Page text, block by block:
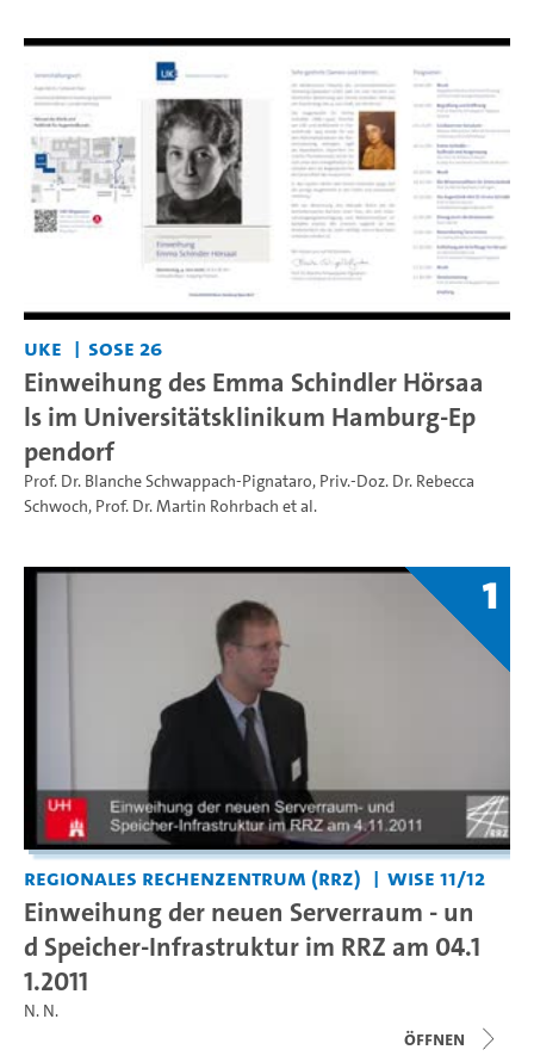
UKE SoSe 26
Einweihung des Emma Schindler Hörsaa
ls im Universitätsklinikum Hamburg-Ep
pendorf
Prof. Dr. Blanche Schwappach-Pignataro, Priv.-Doz. Dr. Rebecca
Schwoch, Prof. Dr. Martin Rohrbach et al.
1
Regionales Rechenzentrum (RRZ) WiSe 11/12
Einweihung der neuen Serverraum - un
d Speicher-Infrastruktur im RRZ am 04.1
1.2011
N. N.
Öffnen